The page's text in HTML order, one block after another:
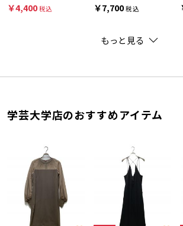
￥4,400税込 ￥7,700税込
もっと見る
学芸大学店のおすすめアイテム